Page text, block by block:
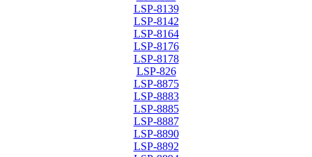
LSP-8139
LSP-8142
LSP-8164
LSP-8176
LSP-8178
LSP-826
LSP-8875
LSP-8883
LSP-8885
LSP-8887
LSP-8890
LSP-8892